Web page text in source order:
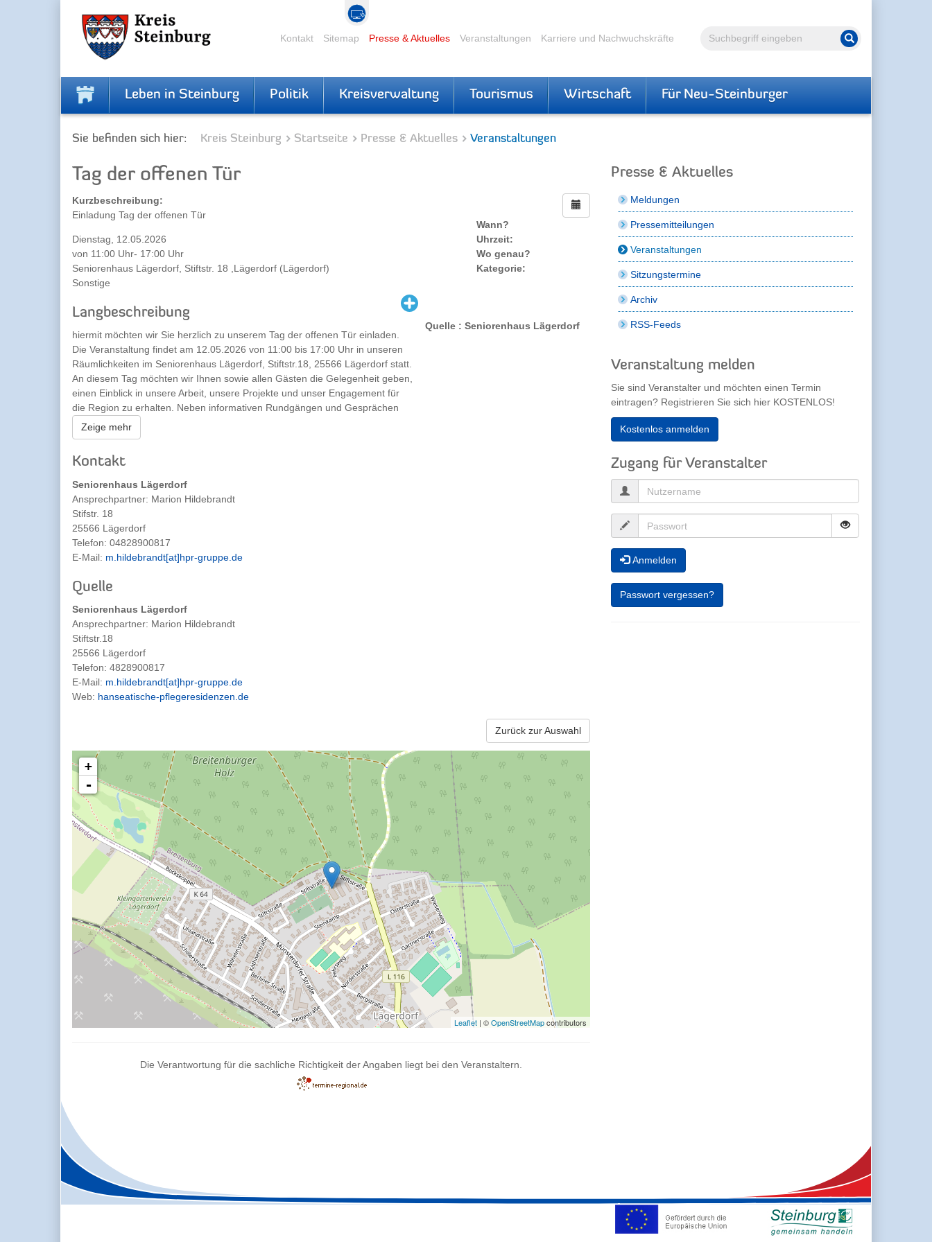
Volltextsuche Suche starten
Kontakt Sitemap Presse & Aktuelles Veranstaltungen Karriere und Nachwuchskräfte
Leben in Steinburg Politik Kreisverwaltung Tourismus Wirtschaft Für Neu-Steinburger
Sie befinden sich hier: Kreis Steinburg Startseite Presse & Aktuelles Veranstaltungen
Tag der offenen Tür
Kurzbeschreibung:
Einladung Tag der offenen Tür
Wann?
Dienstag, 12.05.2026
Uhrzeit:
von 11:00 Uhr- 17:00 Uhr
Wo genau?
Seniorenhaus Lägerdorf, Stiftstr. 18 ,Lägerdorf (Lägerdorf)
Kategorie:
Sonstige
Quelle : Seniorenhaus Lägerdorf
Langbeschreibung
hiermit möchten wir Sie herzlich zu unserem Tag der offenen Tür einladen.
Die Veranstaltung findet am 12.05.2026 von 11:00 bis 17:00 Uhr in unseren
Räumlichkeiten im Seniorenhaus Lägerdorf, Stiftstr.18, 25566 Lägerdorf statt.
An diesem Tag möchten wir Ihnen sowie allen Gästen die Gelegenheit geben,
einen Einblick in unsere Arbeit, unsere Projekte und unser Engagement für
die Region zu erhalten. Neben informativen Rundgängen und Gesprächen
erwartet Sie ein abwechslungsreiches Programm. Gerne würden wir Sie
persönlich begrüßen und uns mit Ihnen austauschen. Wir würden uns sehr
Zeige mehr
Kontakt
Seniorenhaus Lägerdorf
Ansprechpartner: Marion Hildebrandt
Stifstr. 18
25566 Lägerdorf
Telefon: 04828900817
E-Mail: m.hildebrandt[at]hpr-gruppe.de
Quelle
Seniorenhaus Lägerdorf
Ansprechpartner: Marion Hildebrandt
Stiftstr.18
25566 Lägerdorf
Telefon: 4828900817
E-Mail: m.hildebrandt[at]hpr-gruppe.de
Web: hanseatische-pflegeresidenzen.de
Zurück zur Auswahl
+
-
Leaflet | ©OpenStreetMapcontributors
Die Verantwortung für die sachliche Richtigkeit der Angaben liegt bei den Veranstaltern.
Presse & Aktuelles
Meldungen
Pressemitteilungen
Veranstaltungen
Sitzungstermine
Archiv
RSS-Feeds
Veranstaltung melden
Sie sind Veranstalter und möchten einen Termin
eintragen? Registrieren Sie sich hier KOSTENLOS!
Kostenlos anmelden
Zugang für Veranstalter
Anmelden
Passwort vergessen?